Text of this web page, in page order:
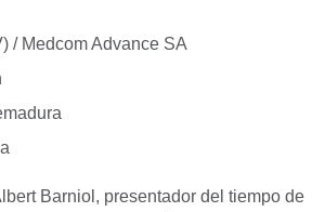
/ Medcom Advance SA
Barniol, presentador del tiempo de